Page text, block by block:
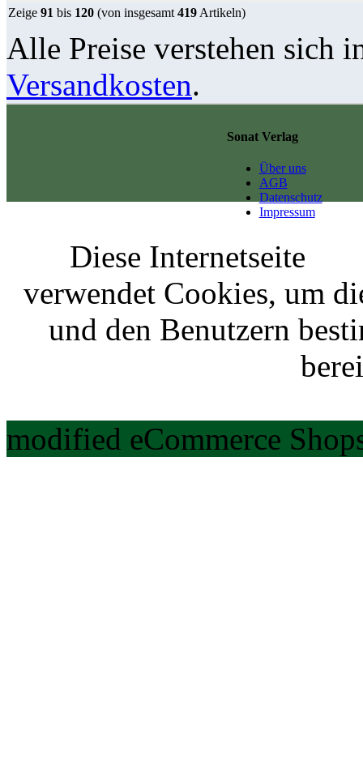
Zeige 91 bis 120 (von insgesamt 419 Artikeln)
Alle Preise verstehen sich
Versandkosten.
Sonat Verlag
Über uns
AGB
Datenschutz
Impressum
Diese Internetseite
verwendet Cookies, um
und den Benutzern
modified eCommerce